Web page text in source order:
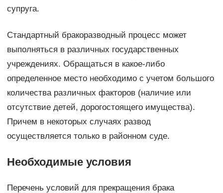
супруга.
Стандартный бракоразводный процесс может
выполняться в различных государственных
учреждениях. Обращаться в какое-либо
определенное место необходимо с учетом большого
количества различных факторов (наличие или
отсутствие детей, дорогостоящего имущества).
Причем в некоторых случаях развод
осуществляется только в районном суде.
Необходимые условия
Перечень условий для прекращения брака